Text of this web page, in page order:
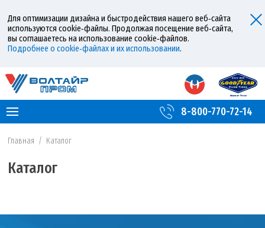
Для оптимизации дизайна и быстродействия нашего веб‑сайта
используются cookie‑файлы. Продолжая посещение веб‑сайта,
вы соглашаетесь на использование cookie‑файлов.
Подробнее о cookie‑файлах и их использовании.
8-800-770-72-14
Главная / Каталог
Каталог